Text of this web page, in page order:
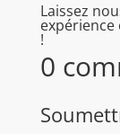
Laissez
!
0